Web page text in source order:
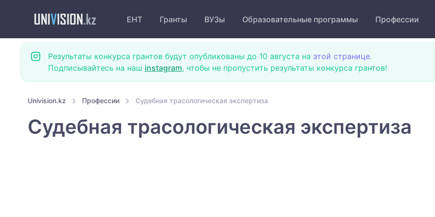
ЕНТ Гранты ВУЗы Образовательные программы Профессии
Результаты конкурса грантов будут опубликованы до 10 августа на этой странице.
Подписывайтесь на наш instagram, чтобы не пропустить результаты конкурса грантов!
Univision.kz Профессии Судебная трасологическая экспертиза
Судебная трасологическая экспертиза